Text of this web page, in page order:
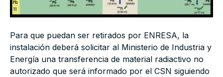
Para que puedan ser retirados por ENRESA, la
instalación deberá solicitar al Ministerio de Industria y
Energía una transferencia de material radiactivo no
autorizado que será informado por el CSN siguiendo